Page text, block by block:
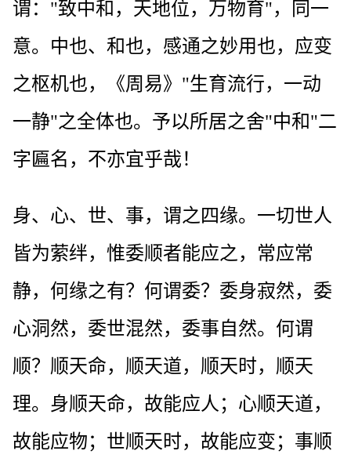
谓："致中和，天地位，万物育"，同一
意。中也、和也，感通之妙用也，应变
之枢机也，《周易》"生育流行，一动
一静"之全体也。予以所居之舍"中和"二
字匾名，不亦宜乎哉！
身、心、世、事，谓之四缘。一切世人
皆为萦绊，惟委顺者能应之，常应常
静，何缘之有？何谓委？委身寂然，委
心洞然，委世混然，委事自然。何谓
顺？顺天命，顺天道，顺天时，顺天
理。身顺天命，故能应人；心顺天道，
故能应物；世顺天时，故能应变；事顺